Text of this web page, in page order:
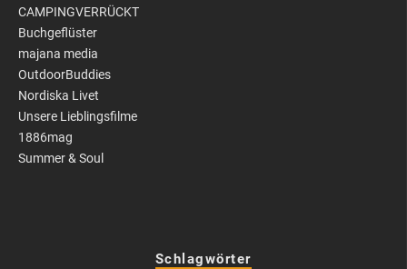
CAMPINGVERRÜCKT
Buchgeflüster
majana media
OutdoorBuddies
Nordiska Livet
Unsere Lieblingsfilme
1886mag
Summer & Soul
Schlagwörter